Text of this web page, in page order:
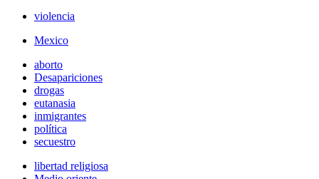
violencia
Mexico
aborto
Desapariciones
drogas
eutanasia
inmigrantes
política
secuestro
libertad religiosa